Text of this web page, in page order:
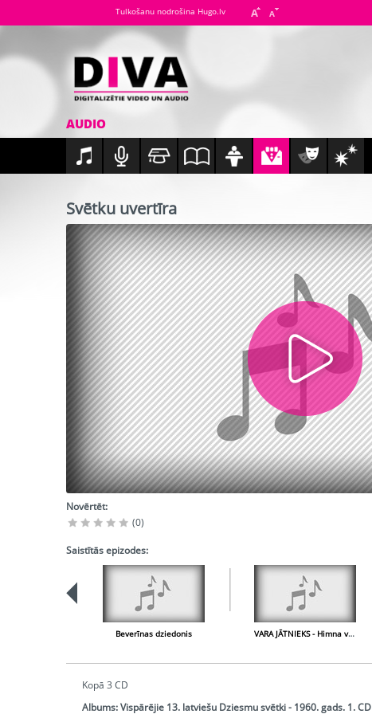
Tulkošanu nodrošina Hugo.lv
AUDIO
Svētku uvertīra
Novērtēt:
(0)
Saistītās epizodes:
Beverīnas dziedonis VARA JĀTNIEKS - Himna varenai pilsētai
Kopā 3 CD
Albums:Vispārējie 13. latviešu Dziesmu svētki - 1960. gads. 1. CD